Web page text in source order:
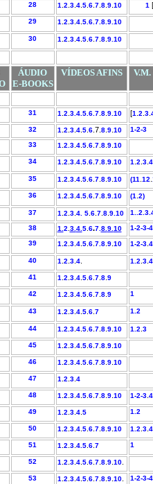
28 1 2 3. 4. 5. 6. 7. 8. 9. 10 1 [
29 1 2 3. 4. 5. 6. 7. 8. 9. 10
30 1 2 3. 4. 5. 6. 7. 8. 9. 10
ÁUDIO
E-BOOKS
VÍDEOS AFINS
31 1 2 3. 4. 5. 6. 7. 8. 9. 10 [1 2 3.
32 1 2 3. 4. 5. 6.7. 8. 9. 10 1-2-3
33 1 2 .3. 4. 5. 6. 7. 8. 9. 10
34 1 2 3. 4. 5. 6. 7. 8. 9. 10 1 2 3. 4.
35 1 2 3. 4. 5. 6. 7. 8. 9. 10 (11 12
36 1 2 3. 4. 5. 6. 7. 8. 9. 10 (1 2)
37 1 2 3. 4. 5. 6. 7. 8. 9. 10
38 1. 2 3. 4. 5. 6.7. 8. 9. 10 1-2-3-
39 1 2 3. 4. 5. 6. 7.8. 9. 10 1-2-3. 4.
40 1 2 3. 4. 1. 2 3. 4.
41 1 2 3. 4. 5. 6. 7. 8. 9
42 1 2 3. 4. 5. 6. 7. 8. 9 1
43 1 2 3. 4. 5. 6. 7 1.2
44 1. 2. 3. 4. 5. 6. 7. 8. 9. 10 1. 2 3
45 1 2 3. 4. 5. 6. 7. 8. 9. 10
46 1 2 3. 4. 5. 6. 7. 8. 9. 10
47 1 2 3. 4
48 1 2 3. 4. 5. 6. 7. 8. 9. 10 1-2-3. 4
49 1 2 3. 4. 5 1. 2
50 1 2 3. 4. 5. 6. 7. 8. 9. 10 1. 2 3. 4.
51 1 2 3. 4. 5. 6. 7 1
52 1 2 3. 4. 5. 6. 7. 8. 9. 10.
53 1 2 3. 4. 5. 6. 7. 8. 9. 10. 1-2-3-4